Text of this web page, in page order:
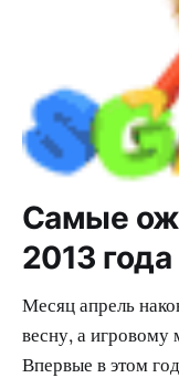
Самые
2013 года
Месяц апрель
весну, а игровому
Впервые в этом